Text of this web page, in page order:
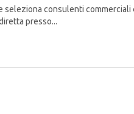
seleziona consulenti
presso...